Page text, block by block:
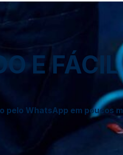
E
pelo WhatsApp em poucos